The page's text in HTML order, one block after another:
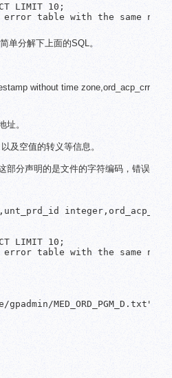
LIMIT 10;
table with the same name
单分解下上面的SQL。
without time zone,ord_acp_crr
址。
及空值的转义等信息。
部分声明的是文件的字符编码，错误
LIMIT 10;
table with the same name